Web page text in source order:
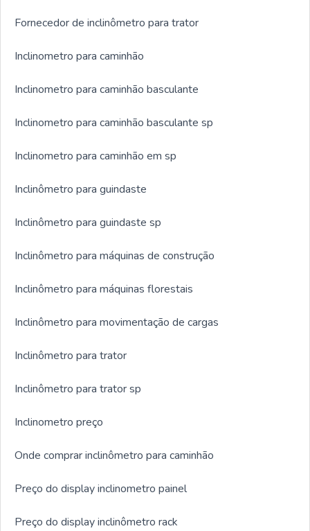
Fornecedor de inclinômetro para trator
Inclinometro para caminhão
Inclinometro para caminhão basculante
Inclinometro para caminhão basculante sp
Inclinometro para caminhão em sp
Inclinômetro para guindaste
Inclinômetro para guindaste sp
Inclinômetro para máquinas de construção
Inclinômetro para máquinas florestais
Inclinômetro para movimentação de cargas
Inclinômetro para trator
Inclinômetro para trator sp
Inclinometro preço
Onde comprar inclinômetro para caminhão
Preço do display inclinometro painel
Preço do display inclinômetro rack